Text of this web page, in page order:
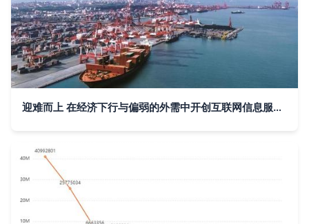
迎难而上 在经济下行与偏弱的外需中开创互联网信息服务新格局